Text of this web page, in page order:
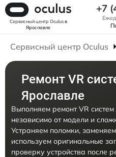
Сервисный центр Oculusв
Ярославле
+7
Сервисный центр Oculus
Ремонт VR
Ярославле
Выполняем ремонт VR
независимо от модели и
Устраняем поломки,
используем оригинальные
проверку устройства после